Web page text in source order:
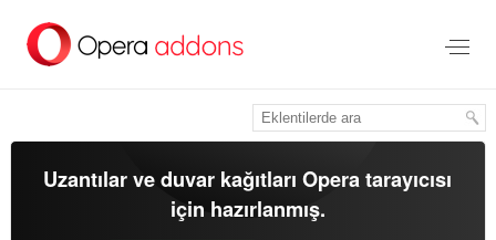
içeriğe
Uzantılar ve duvar kağıtlarıOpera tarayıcısı
için hazırlanmış.